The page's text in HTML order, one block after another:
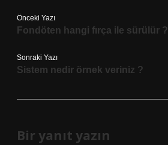
Önceki Yazı
Fondöten hangi fırça ile sürülür ?
Sonraki Yazı
Sistem nedir örnek veriniz ?
Bir yanıt yazın